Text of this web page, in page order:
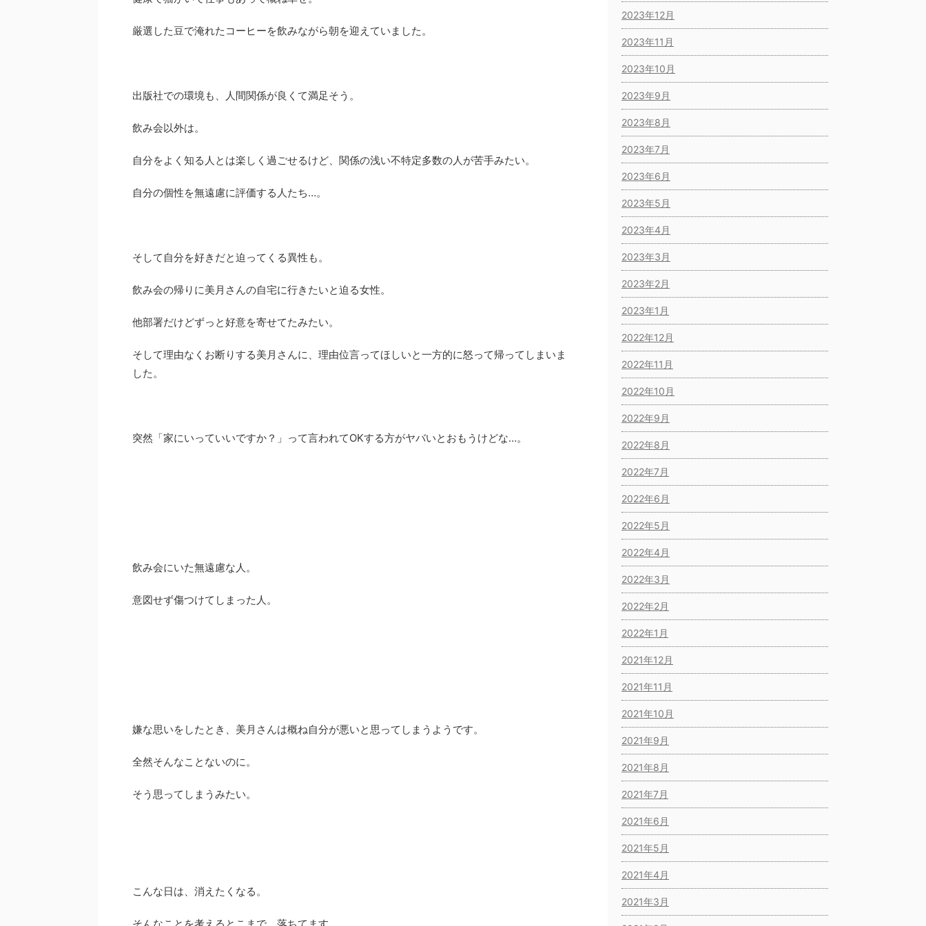
厳選した豆で淹れたコーヒーを飲みながら朝を迎えていました。
出版社での環境も、人間関係が良くて満足そう。
飲み会以外は。
自分をよく知る人とは楽しく過ごせるけど、関係の浅い不特定多数の人が苦手みたい。
自分の個性を無遠慮に評価する人たち…。
そして自分を好きだと迫ってくる異性も。
飲み会の帰りに美月さんの自宅に行きたいと迫る女性。
他部署だけどずっと好意を寄せてたみたい。
そして理由なくお断りする美月さんに、理由位言ってほしいと一方的に怒って帰ってしまいま
した。
突然「家にいっていいですか？」って言われてOKする方がヤバいとおもうけどな…。
飲み会にいた無遠慮な人。
意図せず傷つけてしまった人。
嫌な思いをしたとき、美月さんは概ね自分が悪いと思ってしまうようです。
全然そんなことないのに。
そう思ってしまうみたい。
こんな日は、消えたくなる。
2023年12月
2023年11月
2023年10月
2023年9月
2023年8月
2023年7月
2023年6月
2023年5月
2023年4月
2023年3月
2023年2月
2023年1月
2022年12月
2022年11月
2022年10月
2022年9月
2022年8月
2022年7月
2022年6月
2022年5月
2022年4月
2022年3月
2022年2月
2022年1月
2021年12月
2021年11月
2021年10月
2021年9月
2021年8月
2021年7月
2021年6月
2021年5月
2021年4月
2021年3月